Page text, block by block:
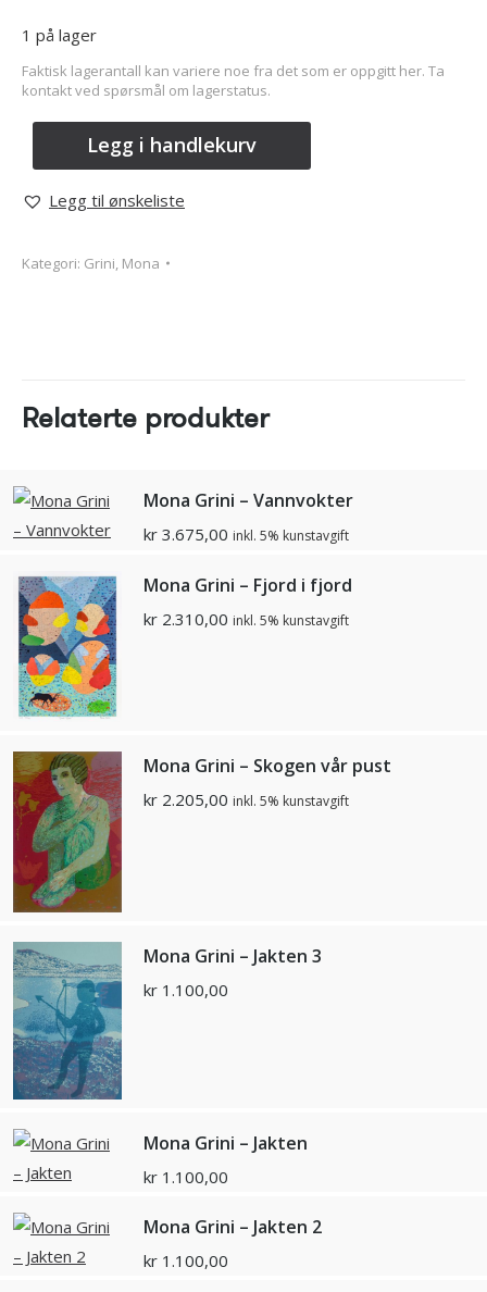
1 på lager
Faktisk lagerantall kan variere noe fra det som er oppgitt her. Ta
kontakt ved spørsmål om lagerstatus.
Legg i handlekurv
Legg til ønskeliste
Kategori: Grini, Mona
Relaterte produkter
Mona Grini – Vannvokter
kr 3.675,00 inkl. 5% kunstavgift
Mona Grini – Fjord i fjord
kr 2.310,00 inkl. 5% kunstavgift
Mona Grini – Skogen vår pust
kr 2.205,00 inkl. 5% kunstavgift
Mona Grini – Jakten 3
kr 1.100,00
Mona Grini – Jakten
kr 1.100,00
Mona Grini – Jakten 2
kr 1.100,00